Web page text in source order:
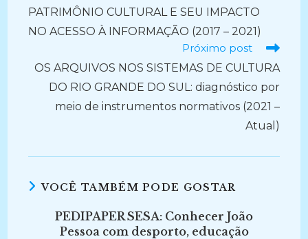
PATRIMÔNIO CULTURAL E SEU IMPACTO
NO ACESSO À INFORMAÇÃO (2017 – 2021)
Próximo post
OS ARQUIVOS NOS SISTEMAS DE CULTURA
DO RIO GRANDE DO SUL: diagnóstico por
meio de instrumentos normativos (2021 –
Atual)
VOCÊ TAMBÉM PODE GOSTAR
PEDIPAPER SESA: Conhecer João
Pessoa com desporto, educação